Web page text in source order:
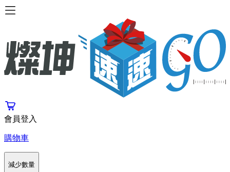
會員登入
購物車
減少數量